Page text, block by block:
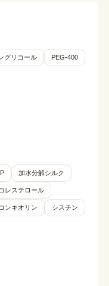
グリコール PEG-400
加水分解シルク
コレステロール
ンキオリン シスチン